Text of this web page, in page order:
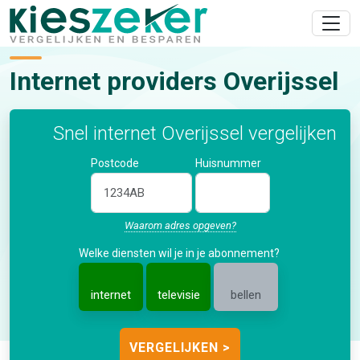
Internet providers Overijssel
Snel internet Overijssel vergelijken
Postcode Huisnummer
Waarom adres opgeven?
Welke diensten wil je in je abonnement?
internet televisie bellen